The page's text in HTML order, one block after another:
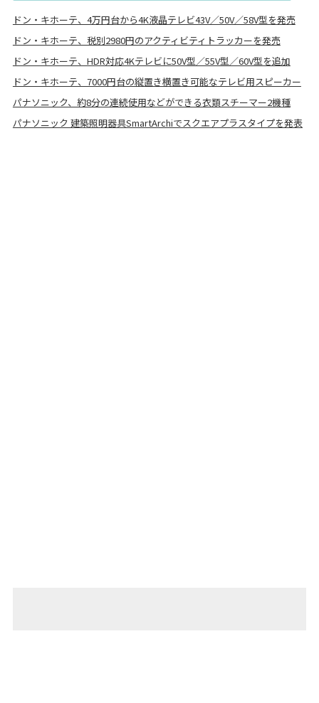
ドン・キホーテ、4万円台から4K液晶テレビ43V／50V／58V型を発売
ドン・キホーテ、税別2980円のアクティビティトラッカーを発売
ドン・キホーテ、HDR対応4Kテレビに50V型／55V型／60V型を追加
ドン・キホーテ、7000円台の縦置き横置き可能なテレビ用スピーカー
パナソニック、約8分の連続使用などができる衣類スチーマー2機種
パナソニック 建築照明器具SmartArchiでスクエアプラスタイプを発表